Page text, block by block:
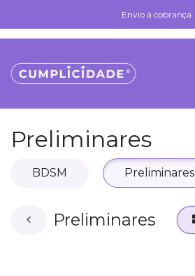
Envio à cobrança
Envio à cobrança
Preliminares
BDSM Preliminares
Preliminares